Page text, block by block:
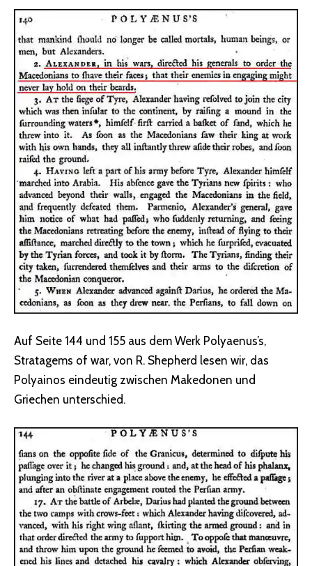
Auf Seite 144 und 155 aus dem Werk Polyaenus’s,
Stratagems of war, von R. Shepherd lesen wir, das
Polyainos eindeutig zwischen Makedonen und
Griechen unterschied.